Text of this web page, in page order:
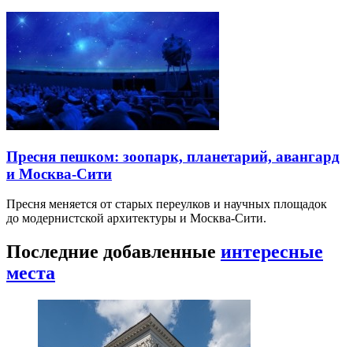
Пресня пешком: зоопарк, планетарий, авангард
и Москва-Сити
Пресня меняется от старых переулков и научных площадок
до модернистской архитектуры и Москва-Сити.
Последние добавленные интересные
места